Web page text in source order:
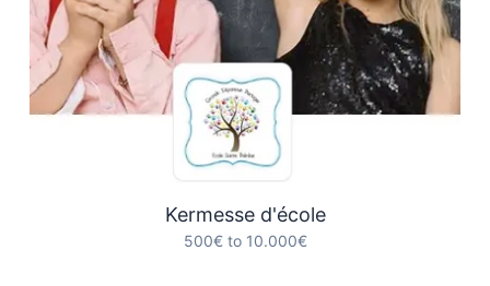
Kermesse d'école
500€ to 10.000€